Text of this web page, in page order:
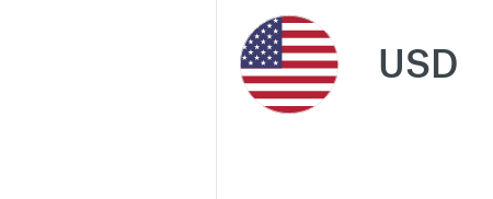
USD